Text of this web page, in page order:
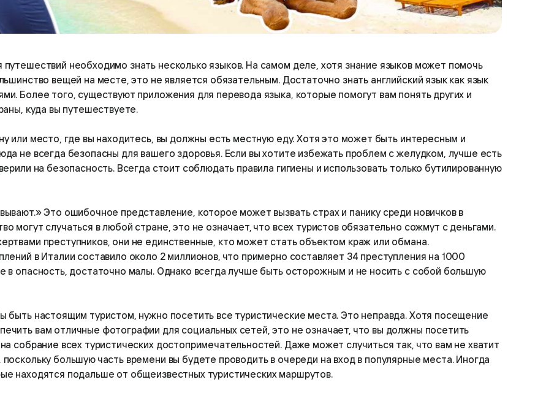
путешествий необходимо знать несколько языков. На самом деле, хотя знание языков может помочь
вещей на месте, это не является обязательным. Достаточно знать английский язык как язык
Более того, существуют приложения для перевода языка, которые помогут вам понять других и
куда вы путешествуете.
или место, где вы находитесь, вы должны есть местную еду. Хотя это может быть интересным и
не всегда безопасны для вашего здоровья. Если вы хотите избежать проблем с желудком, лучше есть
на безопасность. Всегда стоит соблюдать правила гигиены и использовать только бутилированную
Это ошибочное представление, которое может вызвать страх и панику среди новичков в
могут случаться в любой стране, это не означает, что всех туристов обязательно сожмут с деньгами.
преступников, они не единственные, кто может стать объектом краж или обмана.
в Италии составило около 2 миллионов, что примерно составляет 34 преступления на 1000
опасность, достаточно малы. Однако всегда лучше быть осторожным и не носить с собой большую
быть настоящим туристом, нужно посетить все туристические места. Это неправда. Хотя посещение
вам отличные фотографии для социальных сетей, это не означает, что вы должны посетить
собрание всех туристических достопримечательностей. Даже может случиться так, что вам не хватит
большую часть времени вы будете проводить в очереди на вход в популярные места. Иногда
находятся подальше от общеизвестных туристических маршрутов.